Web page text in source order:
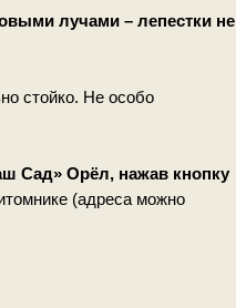
лучами – лепестки не
стойко. Не особо
Сад» Орёл, нажав кнопку
(адреса можно